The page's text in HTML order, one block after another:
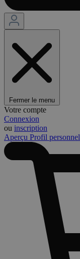
Fermer le menu
Votre compte
Connexion
ou inscription
Aperçu Profil personnel